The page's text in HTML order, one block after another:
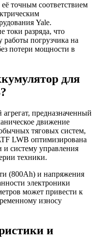
точным соответствием
Yale.
токи разряда, что
работы погрузчика на
потери мощности в
для
предназначенный
движение
тяговых систем,
LWB оптимизирована
и систему управления
техники.
(800Ah) и напряжения
электроники
может привести к
износу
и